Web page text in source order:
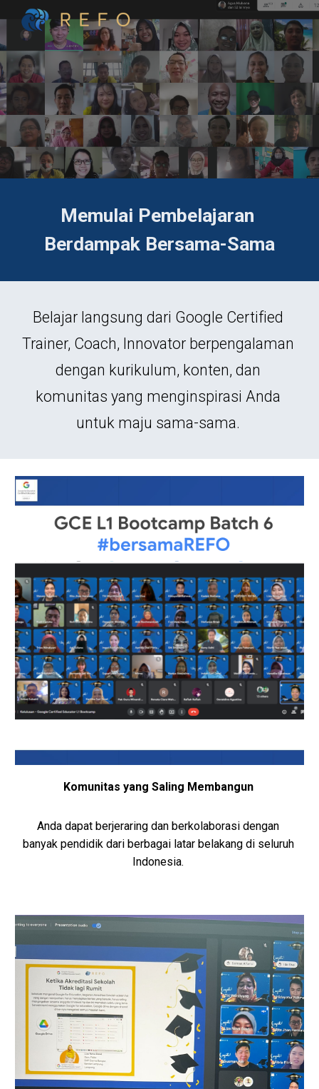
Skip to main content Skip to navigation
Memulai Pembelajaran
Berdampak Bersama-Sama
Belajar langsung dari Google Certified
Trainer, Coach, Innovator berpengalaman
dengan kurikulum, konten, dan
komunitas yang menginspirasi Anda
untuk maju sama-sama.
Komunitas yang Saling Membangun
Anda dapat berjeraring dan berkolaborasi dengan
banyak pendidik dari berbagai latar belakang di seluruh
Indonesia.